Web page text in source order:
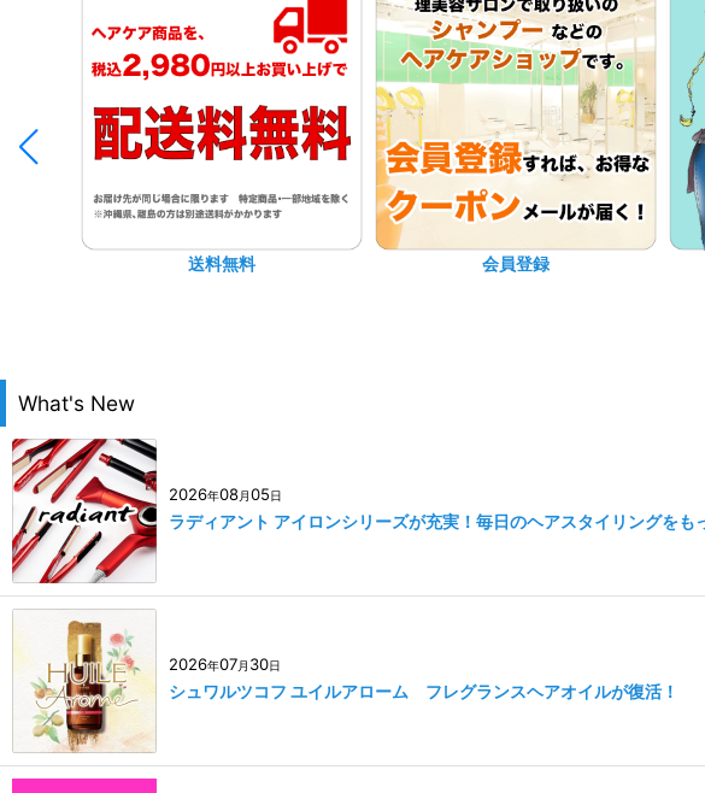
送料無料 会員登録
What's New
2026年08月05日
ラディアント アイロンシリーズが充実！毎日のヘアスタイリングをも
2026年07月 30日
シュワルツコフ ユイルアローム フレグランスヘアオイルが復活！